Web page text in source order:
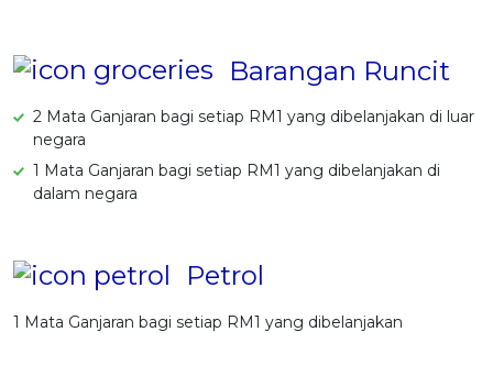
Barangan Runcit
2 Mata Ganjaran bagi setiap RM1 yang dibelanjakan di luar
negara
1 Mata Ganjaran bagi setiap RM1 yang dibelanjakan di
dalam negara
Petrol
1 Mata Ganjaran bagi setiap RM1 yang dibelanjakan